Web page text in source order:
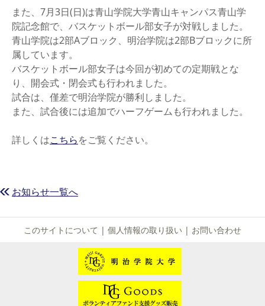
また、7月3日(日)は青山学院大学青山キャンパス青山学
院記念館で、バスケットボール部女子が対戦しました。
青山学院は2部Aブロック、明治学院は2部Bブロックに所
属しています。
バスケットボール部女子は今回が初めての定期戦とな
り、開会式・閉会式も行われました。
試合は、僅差で明治学院が勝利しました。
また、試合後には追加でハーフゲームも行われました。
詳しくはこちらをご覧ください。
お知らせ一覧へ
このサイトについて | 個人情報の取り扱い | お問い合わせ